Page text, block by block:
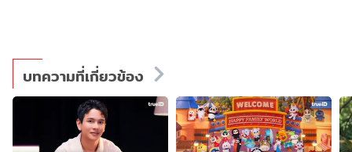
บทความที่เกี่ยวข้อง